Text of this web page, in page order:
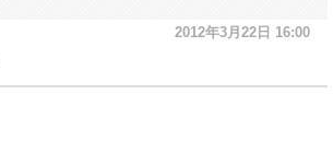
2012年3月22日 16:00